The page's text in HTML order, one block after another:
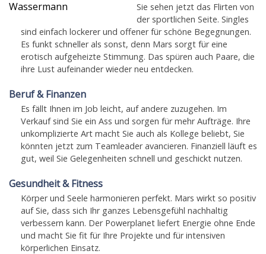
Sie sehen jetzt das Flirten von
der sportlichen Seite. Singles
sind einfach lockerer und offener für schöne Begegnungen.
Es funkt schneller als sonst, denn Mars sorgt für eine
erotisch aufgeheizte Stimmung. Das spüren auch Paare, die
ihre Lust aufeinander wieder neu entdecken.
Beruf & Finanzen
Es fällt Ihnen im Job leicht, auf andere zuzugehen. Im
Verkauf sind Sie ein Ass und sorgen für mehr Aufträge. Ihre
unkomplizierte Art macht Sie auch als Kollege beliebt, Sie
könnten jetzt zum Teamleader avancieren. Finanziell läuft es
gut, weil Sie Gelegenheiten schnell und geschickt nutzen.
Gesundheit & Fitness
Körper und Seele harmonieren perfekt. Mars wirkt so positiv
auf Sie, dass sich Ihr ganzes Lebensgefühl nachhaltig
verbessern kann. Der Powerplanet liefert Energie ohne Ende
und macht Sie fit für Ihre Projekte und für intensiven
körperlichen Einsatz.